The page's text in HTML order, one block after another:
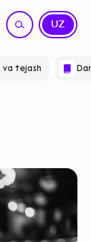
va tejash
UZ
RU